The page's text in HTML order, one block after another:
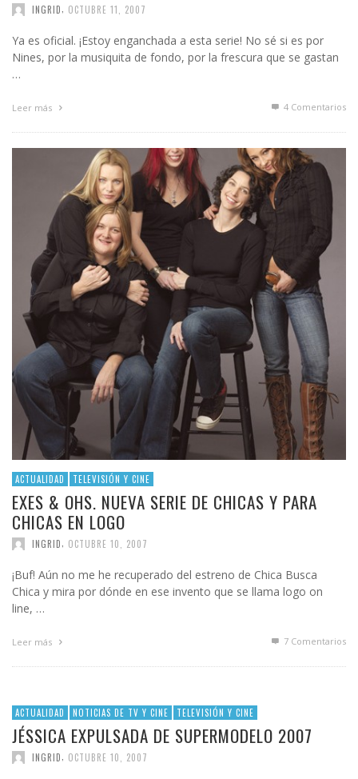
INGRID OCTUBRE 11, 2007
Ya es oficial. ¡Estoy enganchada a esta serie! No sé si es por
Nines, por la musiquita de fondo, por la frescura que se gastan
…
Leer más 4 Comentarios
ACTUALIDAD TELEVISIÓN Y CINE
EXES & OHS. NUEVA SERIE DE CHICAS Y PARA
CHICAS EN LOGO
INGRID OCTUBRE 10, 2007
¡Buf! Aún no me he recuperado del estreno de Chica Busca
Chica y mira por dónde en ese invento que se llama logo on
line, …
Leer más 7 Comentarios
ACTUALIDAD NOTICIAS DE TV Y CINE TELEVISIÓN Y CINE
JÉSSICA EXPULSADA DE SUPERMODELO 2007
INGRID OCTUBRE 10, 2007